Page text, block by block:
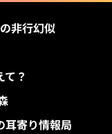
非行幻似
？
耳寄り情報局